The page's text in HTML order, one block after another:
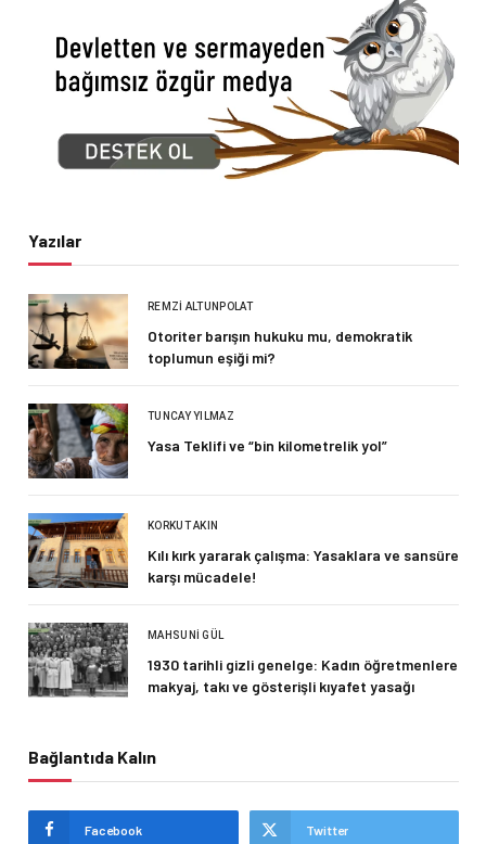
Yazılar
REMZI ALTUNPOLAT
Otoriter barışın hukuku mu, demokratik
toplumun eşiği mi?
TUNCAY YILMAZ
Yasa Teklifi ve “bin kilometrelik yol”
KORKUT AKIN
Kılı kırk yararak çalışma: Yasaklara ve sansüre
karşı mücadele!
MAHSUNI GÜL
1930 tarihli gizli genelge: Kadın öğretmenlere
makyaj, takı ve gösterişli kıyafet yasağı
Bağlantıda Kalın
Facebook Twitter